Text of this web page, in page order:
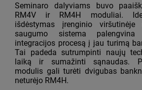
Seminaro dalyviams buvo
RM4V ir RM4H moduliai.
išdėstymas įrenginio
saugumo sistema
integracijos procesą į jau turimą
Tai padeda sutrumpinti naujų
laiką ir sumažinti sąnaudas.
modulis gali turėti dvigubas
neturėjo RM4H.